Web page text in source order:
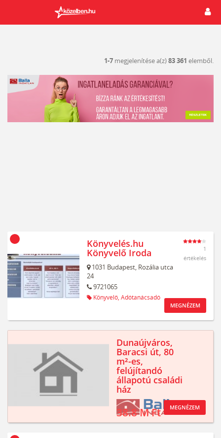
1-7 megjelenítése a(z)83 361 elemből.
Könyvelés.hu
Könyvelő Iroda
1031 Budapest, Rozália utca
24
9721065
Könyvelő, Adótanácsadó
1
értékelés
MEGNÉZEM
Dunaújváros,
Baracsi út, 80
m²-es,
felújítandó
állapotú családi
ház
38.8 M Ft MEGNÉZEM